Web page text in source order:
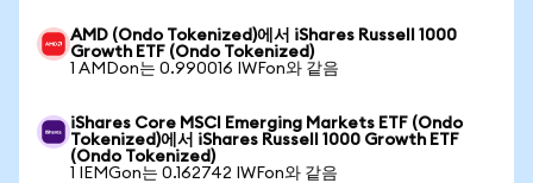
AMD (Ondo Tokenized)에서 iShares Russell 1000
Growth ETF (Ondo Tokenized)
1 AMDon는 0.990016 IWFon와 같음
iShares Core MSCI Emerging Markets ETF (Ondo
Tokenized)에서 iShares Russell 1000 Growth ETF
(Ondo Tokenized)
1 IEMGon는 0.162742 IWFon와 같음